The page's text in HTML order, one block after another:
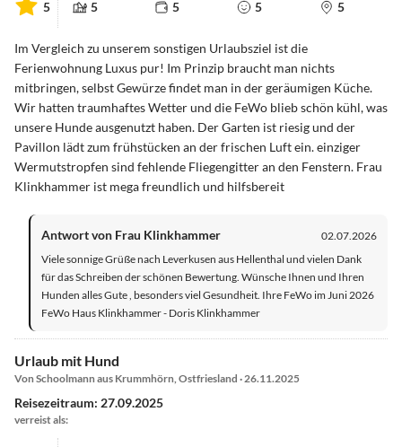
5 5 5 5 5
Im Vergleich zu unserem sonstigen Urlaubsziel ist die
Ferienwohnung Luxus pur! Im Prinzip braucht man nichts
mitbringen, selbst Gewürze findet man in der geräumigen Küche.
Wir hatten traumhaftes Wetter und die FeWo blieb schön kühl, was
unsere Hunde ausgenutzt haben. Der Garten ist riesig und der
Pavillon lädt zum frühstücken an der frischen Luft ein. einziger
Wermutstropfen sind fehlende Fliegengitter an den Fenstern. Frau
Klinkhammer ist mega freundlich und hilfsbereit
Antwort von Frau Klinkhammer
02.07.2026
Viele sonnige Grüße nach Leverkusen aus Hellenthal und vielen Dank
für das Schreiben der schönen Bewertung. Wünsche Ihnen und Ihren
Hunden alles Gute , besonders viel Gesundheit. Ihre FeWo im Juni 2026
FeWo Haus Klinkhammer - Doris Klinkhammer
Urlaub mit Hund
Von Schoolmann aus Krummhörn, Ostfriesland · 26.11.2025
Reisezeitraum: 27.09.2025
verreist als: